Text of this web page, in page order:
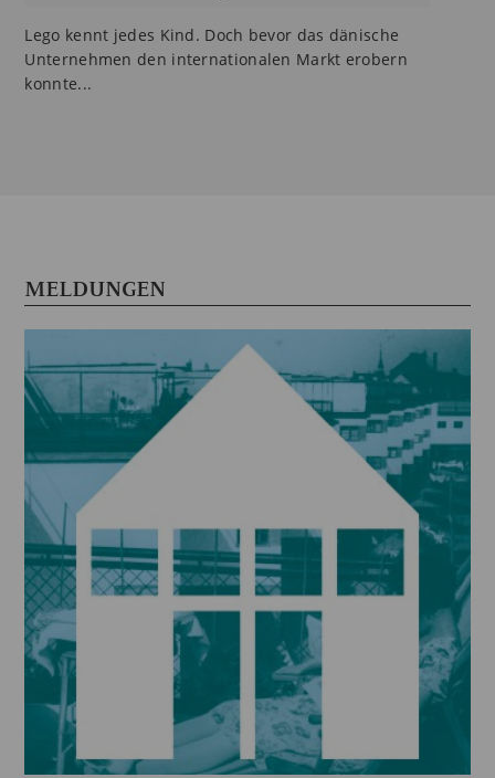
Lego kennt jedes Kind. Doch bevor das dänische
Unternehmen den internationalen Markt erobern
konnte...
MELDUNGEN